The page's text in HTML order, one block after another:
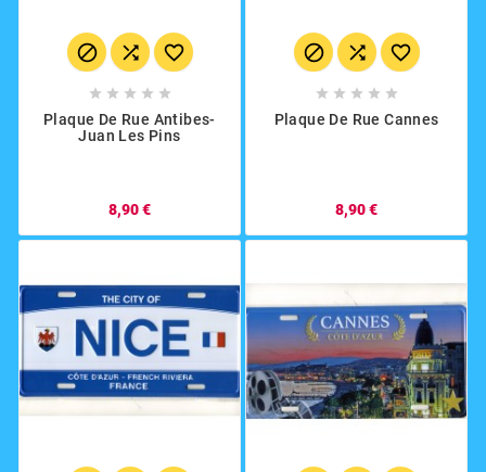
  
    
Plaque De Rue Antibes-
Juan Les Pins
8,90 €
  
    
Plaque De Rue Cannes
8,90 €